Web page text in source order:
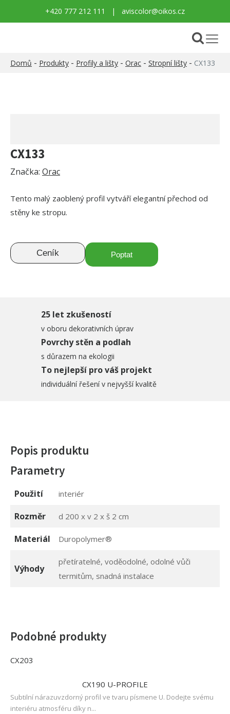
+420 777 212 111 | aviscolor@oikos.cz
Domů - Produkty - Profily a lišty - Orac - Stropní lišty - CX133
CX133
Značka: Orac
Tento malý zaoblený profil vytváří elegantní přechod od
stěny ke stropu.
Ceník Poptat
25 let zkušeností
v oboru dekorativních úprav
Povrchy stěn a podlah
s důrazem na ekologii
To nejlepší pro váš projekt
individuální řešení v nejvyšší kvalitě
Popis produktu
Parametry
Použití interiér
Rozměr d 200 x v 2 x š 2 cm
Materiál Duropolymer® ‎
Výhody
přetíratelné, voděodolné, odolné vůči
termitům, snadná instalace
Podobné produkty
CX203
CX190 U-PROFILE
Subtilní nárazuvzdorný profil ve tvaru písmene U. Dodejte svému
interiéru atmosféru díky n...